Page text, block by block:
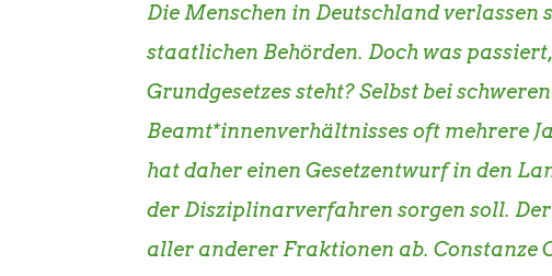
Die Menschen in Deutschland
staatlichen Behörden. Doch was
Grundgesetzes steht? Selbst bei
Beamt*innenverhältnisses oft mehrere
hat daher einen Gesetzentwurf in den
der Disziplinarverfahren sorgen soll.
aller anderer Fraktionen ab. Constanze